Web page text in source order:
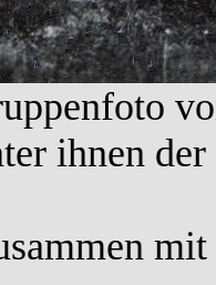
ihnen der